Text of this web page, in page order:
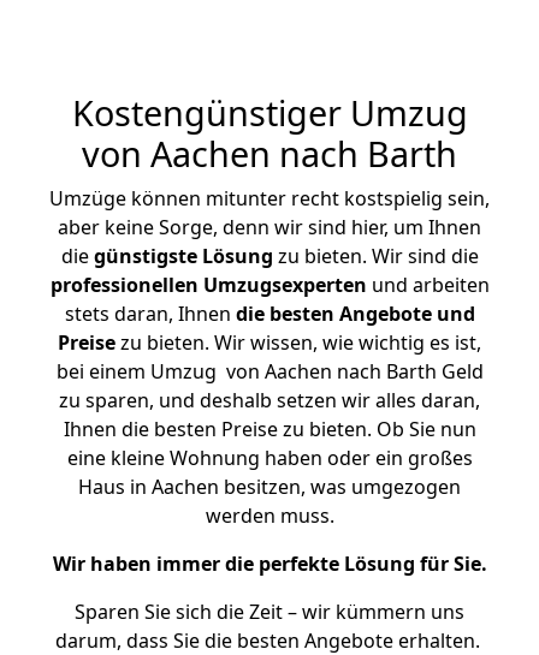
Kostengünstiger Umzug
von Aachen nach Barth
Umzüge können mitunter recht kostspielig sein,
aber keine Sorge, denn wir sind hier, um Ihnen
diegünstigste Lösung zu bieten. Wir sind die
professionellen Umzugsexperten und arbeiten
stets daran, Ihnen die besten Angebote und
Preisezu bieten. Wir wissen, wie wichtig es ist,
bei einem Umzug von Aachen nach Barth Geld
zu sparen, und deshalb setzen wir alles daran,
Ihnen die besten Preise zu bieten. Ob Sie nun
eine kleine Wohnung haben oder ein großes
Haus in Aachen besitzen, was umgezogen
werden muss.
Wir haben immer die perfekte Lösung für Sie.
Sparen Sie sich die Zeit – wir kümmern uns
darum, dass Sie die besten Angebote erhalten.